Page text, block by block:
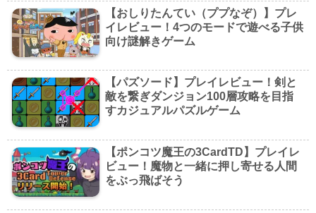
【おしりたんてい（ププなぞ）】プレ
イレビュー！4つのモードで遊べる子供
向け謎解きゲーム
【パズソード】プレイレビュー！剣と
敵を繋ぎダンジョン100層攻略を目指
すカジュアルパズルゲーム
【ポンコツ魔王の3CardTD】プレイレ
ビュー！魔物と一緒に押し寄せる人間
をぶっ飛ばそう